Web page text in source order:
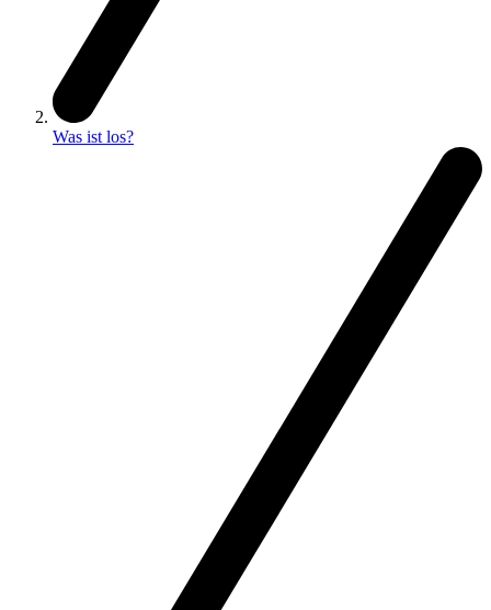
Was ist los?